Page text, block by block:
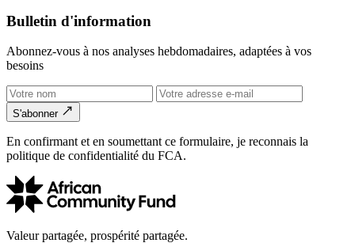
Bulletin d'information
Abonnez-vous à nos analyses hebdomadaires, adaptées à vos
besoins
S'abonner
En confirmant et en soumettant ce formulaire, je reconnais la
politique de confidentialité du FCA.
Valeur partagée, prospérité partagée.